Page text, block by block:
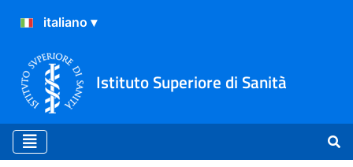
Istituto Superiore di Sanità